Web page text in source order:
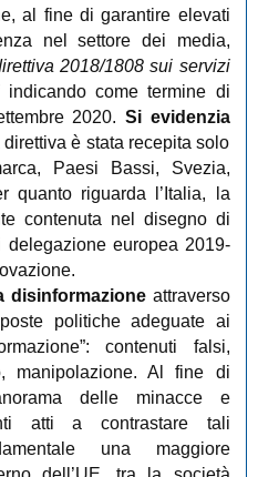
al fine di garantire elevati
nel settore dei media,
2018/1808 sui servizi
indicando come termine di
2020. Si evidenzia
è stata recepita solo
Paesi Bassi, Svezia,
quanto riguarda l’Italia, la
contenuta nel disegno di
delegazione europea 2019-
disinformazioneattraverso
politiche adeguate ai
contenuti falsi,
manipolazione. Al fine di
delle minacce e
atti a contrastare tali
una maggiore